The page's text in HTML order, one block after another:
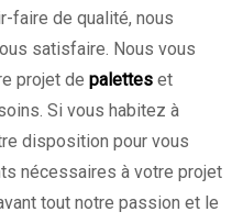
faire de qualité, nous
satisfaire. Nous vous
projet de palettes et
Si vous habitez à
disposition pour vous
nécessaires à votre projet
tout notre passion et le